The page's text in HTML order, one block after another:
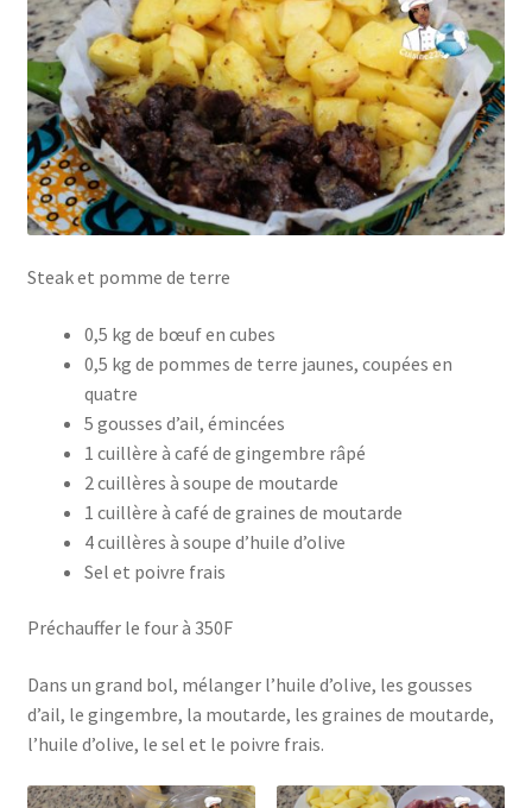
Steak et pomme de terre
0,5 kg de bœuf en cubes
0,5 kg de pommes de terre jaunes, coupées en
quatre
5 gousses d’ail, émincées
1 cuillère à café de gingembre râpé
2 cuillères à soupe de moutarde
1 cuillère à café de graines de moutarde
4 cuillères à soupe d’huile d’olive
Sel et poivre frais
Préchauffer le four à 350F
Dans un grand bol, mélanger l’huile d’olive, les gousses
d’ail, le gingembre, la moutarde, les graines de moutarde,
l’huile d’olive, le sel et le poivre frais.